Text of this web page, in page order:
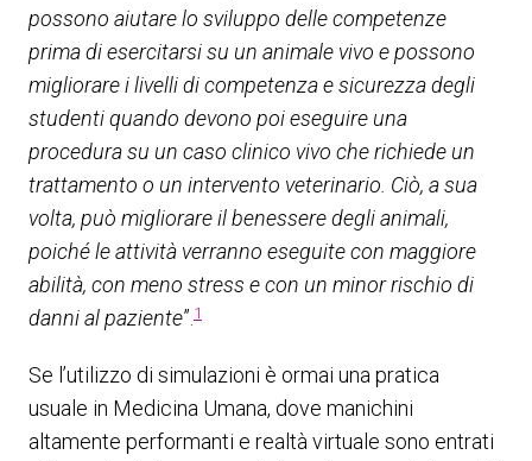
possono aiutare lo sviluppo delle competenze
prima di esercitarsi su un animale vivo e possono
migliorare i livelli di competenza e sicurezza degli
studenti quando devono poi eseguire una
procedura su un caso clinico vivo che richiede un
trattamento o un intervento veterinario. Ciò, a sua
volta, può migliorare il benessere degli animali,
poiché le attività verranno eseguite con maggiore
abilità, con meno stress e con un minor rischio di
danni al paziente”.1
Se l’utilizzo di simulazioni è ormai una pratica
usuale in Medicina Umana, dove manichini
altamente performanti e realtà virtuale sono entrati